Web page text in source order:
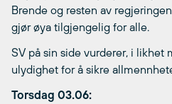
Brende og resten av
gjør øya tilgjengelig for alle.
SV på sin side vurderer, i likhet
ulydighet for å sikre
Torsdag 03.06: